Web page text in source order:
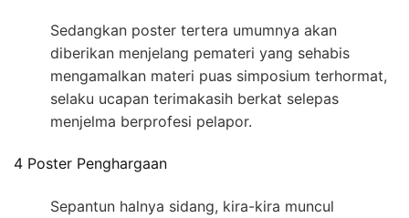
Sedangkan poster tertera umumnya akan
diberikan menjelang pemateri yang sehabis
mengamalkan materi puas simposium terhormat,
selaku ucapan terimakasih berkat selepas
menjelma berprofesi pelapor.
4 Poster Penghargaan
Sepantun halnya sidang, kira-kira muncul